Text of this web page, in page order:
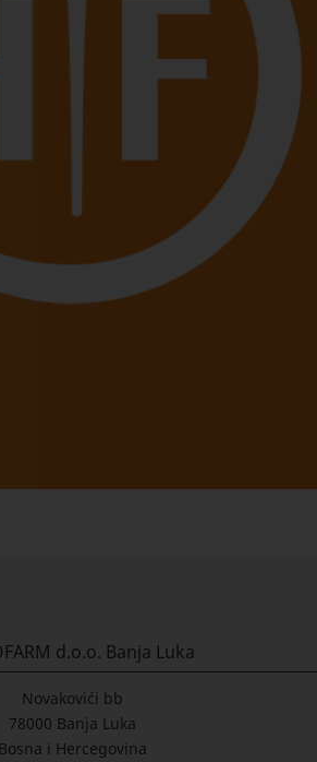
d.o.o. Banja Luka
Novakovići bb
78000 Banja Luka
Bosna i Hercegovina